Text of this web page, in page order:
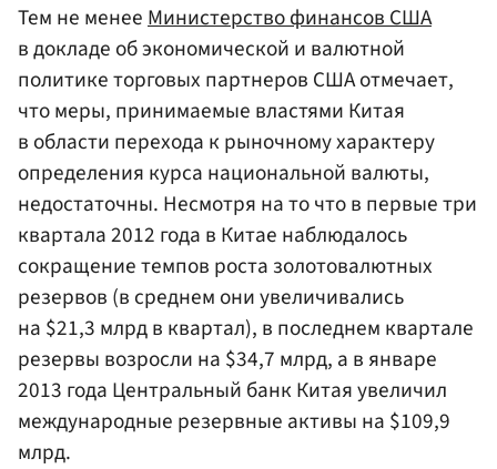
Тем не менееМинистерство финансов США
в докладе об экономической и валютной
политике торговых партнеров США отмечает,
что меры, принимаемые властями Китая
в области перехода к рыночному характеру
определения курса национальной валюты,
недостаточны. Несмотря на то что в первые три
квартала 2012 года в Китае наблюдалось
сокращение темпов роста золотовалютных
резервов (в среднем они увеличивались
на $21,3 млрд в квартал), в последнем квартале
резервы возросли на $34,7 млрд, а в январе
2013 года Центральный банк Китая увеличил
международные резервные активы на $109,9
млрд.